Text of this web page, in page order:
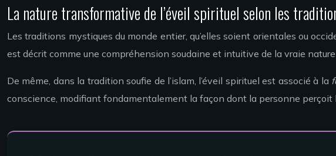
La nature transformative de l’éveil spirituel selon les
Les traditions mystiques du monde entier, qu’elles soient orientales ou
est décrit comme une compréhension soudaine et intuitive de la vraie
De même, dans la tradition soufie de l’islam, l’éveil spirituel est associé à la
conscience, modifiant fondamentalement la façon dont la personne perçoit